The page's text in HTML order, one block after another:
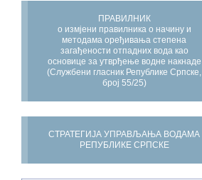
ПРАВИЛНИК
о измјени правилника о начину и
методама оређивања степена
загађености отпадних вода као
основице за утврђење водне накнаде
(Службени гласник Републике Српске,
број 55/25)
СТРАТЕГИЈА УПРАВЉАЊА ВОДАМА
РЕПУБЛИКЕ СРПСКЕ